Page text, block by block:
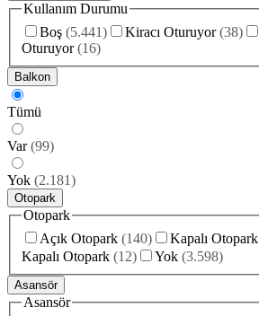
Kullanım Durumu
Boş (5.441) Kiracı Oturuyor (38)
Oturuyor (16)
Balkon
Tümü
Var (99)
Yok (2.181)
Otopark
Otopark
Açık Otopark (140) Kapalı Otopark
Kapalı Otopark (12) Yok (3.598)
Asansör
Asansör